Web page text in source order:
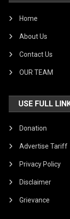
Home
About Us
Contact Us
OUR TEAM
USE FULL
Donation
Advertise Tariff
Privacy Policy
Disclaimer
Grievance